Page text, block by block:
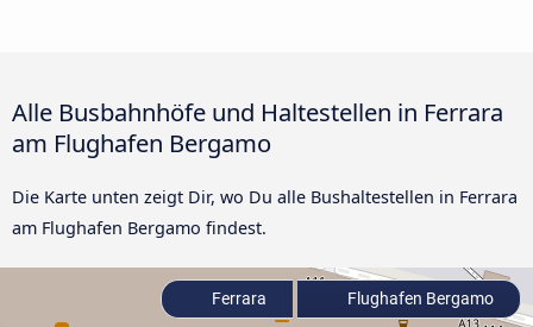
Alle Busbahnhöfe und Haltestellen in Ferrara
am Flughafen Bergamo
Die Karte unten zeigt Dir, wo Du alle Bushaltestellen in Ferrara
am Flughafen Bergamo findest.
Ferrara Flughafen Bergamo